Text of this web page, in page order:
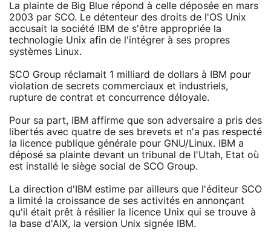
La plainte de Big Blue répond à celle déposée en mars
2003 par SCO. Le détenteur des droits de l'OS Unix
accusait la société IBM de s'être appropriée la
technologie Unix afin de l'intégrer à ses propres
systèmes Linux.
SCO Group réclamait 1 milliard de dollars à IBM pour
violation de secrets commerciaux et industriels,
rupture de contrat et concurrence déloyale.
Pour sa part, IBM affirme que son adversaire a pris des
libertés avec quatre de ses brevets et n'a pas respecté
la licence publique générale pour GNU/Linux. IBM a
déposé sa plainte devant un tribunal de l'Utah, Etat où
est installé le siège social de SCO Group.
La direction d'IBM estime par ailleurs que l'éditeur SCO
a limité la croissance de ses activités en annonçant
qu'il était prêt à résilier la licence Unix qui se trouve à
la base d'AIX, la version Unix signée IBM.